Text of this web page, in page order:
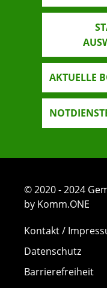
AKTUELLE
© 2020 - 2024
by Komm.ONE
Kontakt /
Datenschutz
Barrierefreiheit